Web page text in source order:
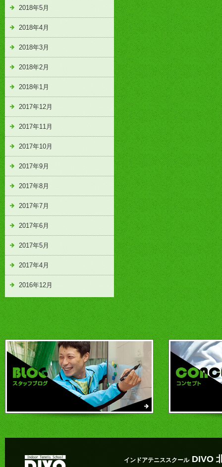
2018年5月
2018年4月
2018年3月
2018年2月
2018年1月
2017年12月
2017年11月
2017年10月
2017年9月
2017年8月
2017年7月
2017年6月
2017年5月
2017年4月
2016年12月
インドアテニススクール DIVO